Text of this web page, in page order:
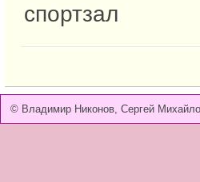
спортзал
© Владимир Никонов, Сергей